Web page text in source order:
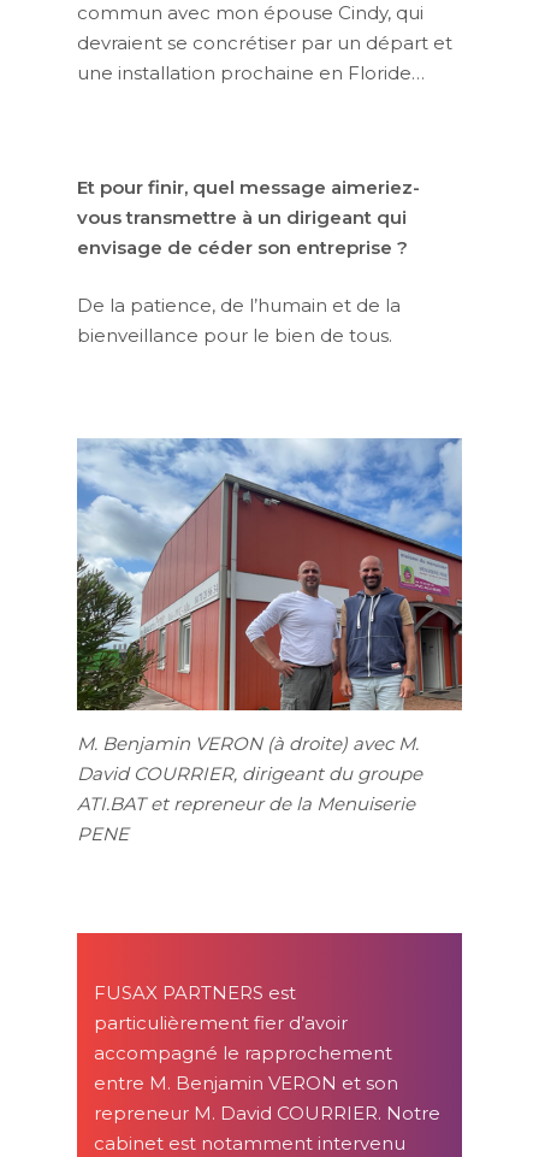
commun avec mon épouse Cindy, qui
devraient se concrétiser par un départ et
une installation prochaine en Floride…
Et pour finir, quel message aimeriez-
vous transmettre à un dirigeant qui
envisage de céder son entreprise ?
De la patience, de l’humain et de la
bienveillance pour le bien de tous.
M. Benjamin VERON (à droite) avec M.
David COURRIER, dirigeant du groupe
ATI.BAT et repreneur de la Menuiserie
PENE
FUSAX PARTNERS est
particulièrement fier d’avoir
accompagné le rapprochement
entre M. Benjamin VERON et son
repreneur M. David COURRIER. Notre
cabinet est notamment intervenu